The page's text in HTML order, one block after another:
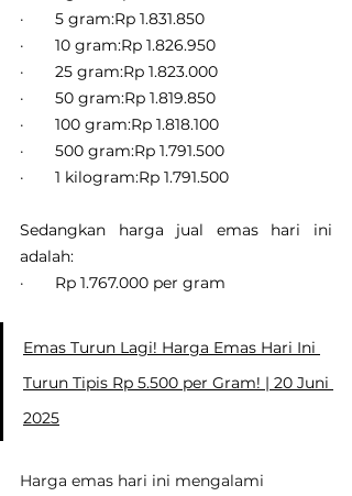
·       5 gram:Rp 1.831.850
·       10 gram:Rp 1.826.950
·       25 gram:Rp 1.823.000
·       50 gram:Rp 1.819.850
·       100 gram:Rp 1.818.100
·       500 gram:Rp 1.791.500
·       1 kilogram:Rp 1.791.500
Sedangkan harga jual emas hari ini
adalah:
·       Rp 1.767.000 per gram
Emas Turun Lagi! Harga Emas Hari Ini
Turun Tipis Rp 5.500 per Gram! | 20 Juni
2025
Harga emas hari ini mengalami